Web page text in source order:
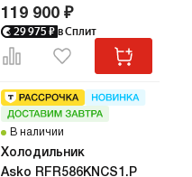
119 900 ₽
29 975 ₽ в Сплит
В наличии
Холодильник
Asko RFR586KNCS1.P